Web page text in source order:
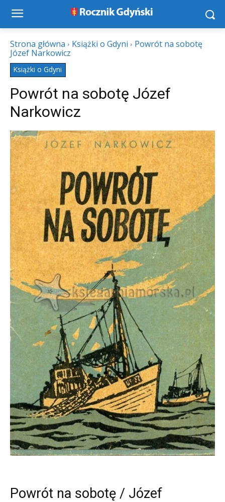
Strona główna Książki o Gdyni
Powrót na sobotę
Józef Narkowicz
Książki o Gdyni
Powrót na sobotę Józef
Narkowicz
Powrót na sobotę / Józef